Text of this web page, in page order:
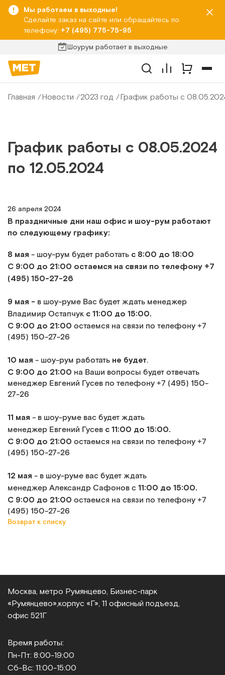
Мы работаем в выходные!
Сделайте заказ на сайте или обращайтесь по
телефону: +7 (495) 775-75-95
Шоурум работает в выходные
Главная Новости 2023 год График работы с
График работы с 08.05.2024
по 12.05.2024
26 апреля 2024
В праздничные дни наш офис и шоу-рум работают
по следующему графику:
8 мая - шоу-рум будет работать с 8:00 до 18:00
С 9:00 до 21:00 остаемся на связи по телефону +7
(495) 150-27-26
9 мая - в шоу-руме Вас будет ждать менеджер
Владимир Остапчук с 11:00 до 15:00.
С 9:00 до 21:00 остаемся на связи по телефону +7
(495) 150-27-26
10 мая - шоу-рум работать не будет.
С 9:00 до 21:00 на Ваши вопросы будет отвечать
менеджер Евгений Гусев по телефону +7 (495) 150-
27-26
11 мая - в шоу-руме вас будет ждать
менеджер Евгений Гусев с 11:00 до 15:00.
С 9:00 до 21:00 остаемся на связи по телефону +7
(495) 150-27-26
12 мая - в шоу-руме вас будет ждать
менеджер Александр Сафонов с 11:00 до 15:00.
С 9:00 до 21:00 остаемся на связи по телефону +7
(495) 150-27-26
Возврат к списку
Москва, метро Румянцево, Бизнес‑парк
«Румянцево», корпус «Г», 11 офисный подъезд,
офис 521Г
Время работы:
Пн-Пт: 8:00-19:00
Сб-Вс: 11:00-15:00